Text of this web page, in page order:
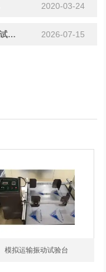
2020-03-24
材料耐候检测优选！科宝臭氧老化试验箱具备哪些亮点 2026-07-15
模拟运输振动试验台